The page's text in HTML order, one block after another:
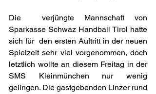
Die  verjüngte Mannschaft von
Sparkasse Schwaz Handball Tirol hatte
sich für  den ersten Auftritt in der neuen
Spielzeit sehr viel vorgenommen, doch
letztlich wollte an diesem Freitag in der
SMS Kleinmünchen nur wenig
gelingen. Die gastgebenden Linzer rund